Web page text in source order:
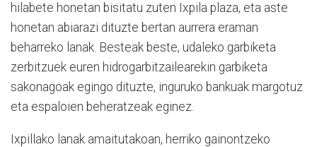
hilabete honetan bisitatu zuten Ixpila plaza, eta aste
honetan abiarazi dituzte bertan aurrera eraman
beharreko lanak. Besteak beste, udaleko garbiketa
zerbitzuek euren hidrogarbitzailearekin garbiketa
sakonagoak egingo dituzte, inguruko bankuak margotuz
eta espaloien beheratzeak eginez.
Ixpillako lanak amaitutakoan, herriko gainontzeko